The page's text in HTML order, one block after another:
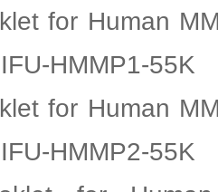
for Human
HMMP1-55K
for Human
HMMP2-55K